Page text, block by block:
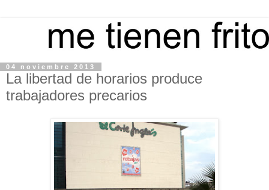
04 noviembre 2013
La libertad de horarios produce
trabajadores precarios